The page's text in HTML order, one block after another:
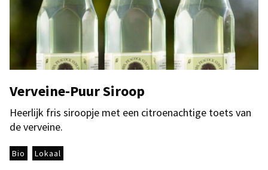
Verveine-Puur Siroop
Heerlijk fris siroopje met een citroenachtige toets van
de verveine.
Bio Lokaal